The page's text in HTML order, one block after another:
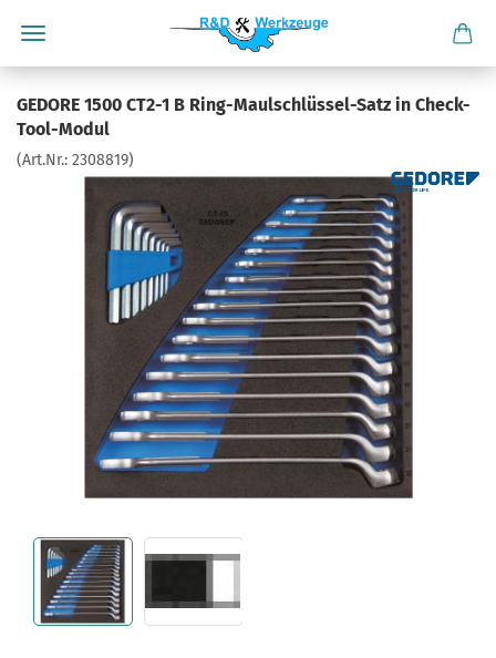
GEDORE 1500 CT2-1 B Ring-Maulschlüssel-Satz in Check-
Tool-Modul
(Art.Nr.: 2308819)